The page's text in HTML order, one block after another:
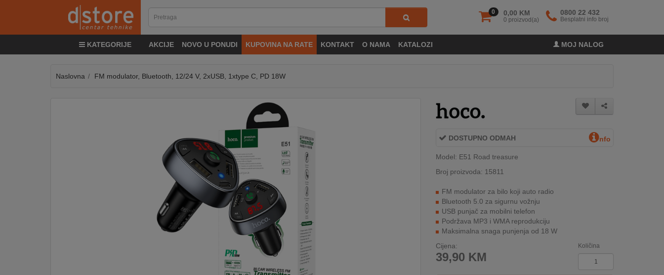
0 0,00 KM
0 proizvod(a)
0800 22 432
Besplatni info broj
KATEGORIJE AKCIJE NOVO U PONUDI KUPOVINA NA RATE KONTAKT O NAMA KATALOZI MOJ NALOG
&
Naslovna FM modulator, Bluetooth, 12/24 V, 2xUSB, 1xtype C, PD 18W
DOSTUPNO ODMAH nfo
Model: E51 Road treasure
Broj proizvoda: 15811
FM modulator za bilo koji auto radio
Bluetooth 5.0 za sigurnu vožnju
USB punjač za mobilni telefon
Podržava MP3 i WMA reprodukciju
Maksimalna snaga punjenja od 18 W
Cijena:
39,90 KM
Količina